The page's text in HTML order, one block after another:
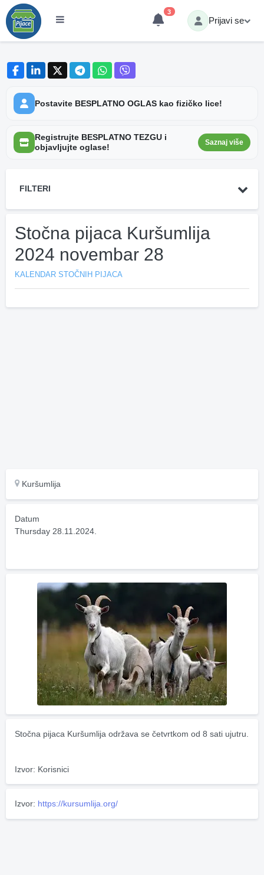
3
Prijavi se
Postavite BESPLATNO OGLAS kao fizičko lice!
Registrujte BESPLATNO TEZGU i
objavljujte oglase!
Saznaj više
FILTERI
Stočna pijaca Kuršumlija
2024 novembar 28
KALENDAR STOČNIH PIJACA
Kuršumlija
Datum
Thursday 28.11.2024.
Stočna pijaca Kuršumlija održava se četvrtkom od 8 sati ujutru.
Izvor: Korisnici
Izvor: https://kursumlija.org/